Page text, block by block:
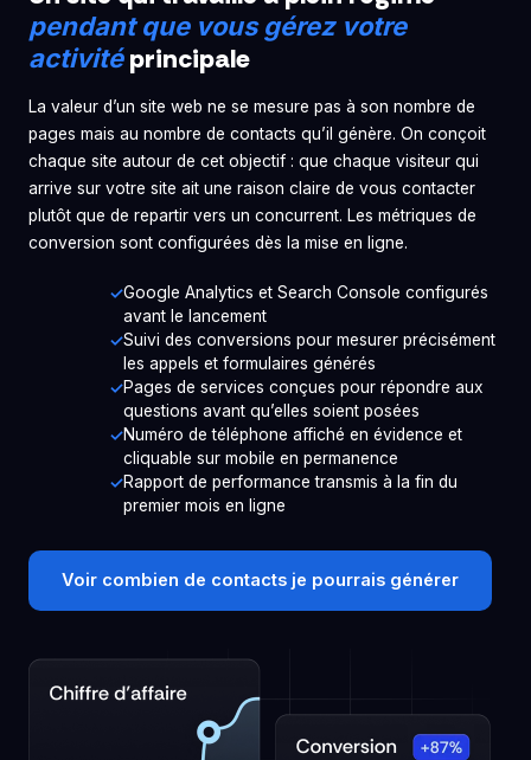
pendant que vous gérez votre
activitéprincipale
La valeur d’un site web ne se mesure pas à son nombre de
pages mais au nombre de contacts qu’il génère. On conçoit
chaque site autour de cet objectif : que chaque visiteur qui
arrive sur votre site ait une raison claire de vous contacter
plutôt que de repartir vers un concurrent. Les métriques de
conversion sont configurées dès la mise en ligne.
Google Analytics et Search Console configurés
avant le lancement
Suivi des conversions pour mesurer précisément
les appels et formulaires générés
Pages de services conçues pour répondre aux
questions avant qu’elles soient posées
Numéro de téléphone affiché en évidence et
cliquable sur mobile en permanence
Rapport de performance transmis à la fin du
premier mois en ligne
Voir combien de contacts je pourrais générer